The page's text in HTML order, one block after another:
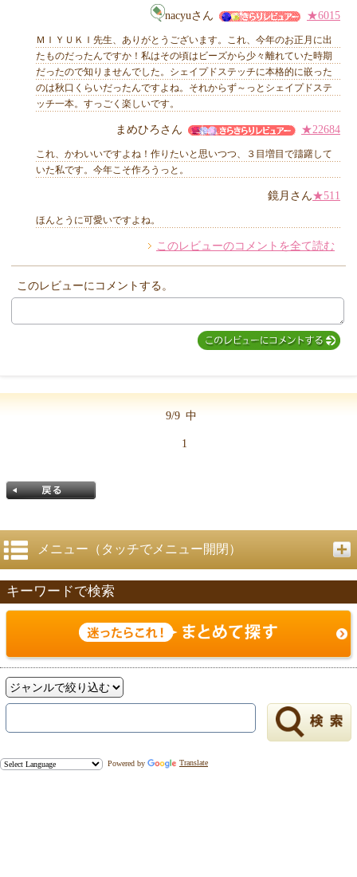
nacyuさん ★6015
ＭＩＹＵＫＩ先生、ありがとうございます。これ、今年のお正月に出
たものだったんですか！私はその頃はビーズから少々離れていた時期
だったので知りませんでした。シェイプドステッチに本格的に嵌った
のは秋口くらいだったんですよね。それからず～っとシェイプドステ
ッチ一本。すっごく楽しいです。
まめひろさん ★22684
これ、かわいいですよね！作りたいと思いつつ、３目増目で躊躇して
いた私です。今年こそ作ろうっと。
鏡月さん★511
ほんとうに可愛いですよね。
このレビューのコメントを全て読む
このレビューにコメントする。
9/9 中
1
戻る
メニュー（タッチでメニュー開閉）
キーワードで検索
Powered by Translate